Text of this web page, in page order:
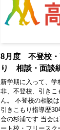
8月度 不登校・
り 相談・面談
新学期に入って、
非、不登校、引き
ん。 不登校の相談
引きこもり指導歴
会の杉浦です 当会
ート校・フリースク